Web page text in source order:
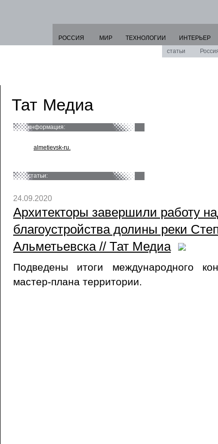
РОССИЯ МИР ТЕХНОЛОГИИ
ИНТЕРЬЕР
статьи
Тат Медиа
информация:
almetievsk-ru.
статьи:
24.09.2020
Архитекторы завершили работу
благоустройства долины реки
Альметьевска // Тат Медиа
Подведены итоги международного
мастер-плана территории.